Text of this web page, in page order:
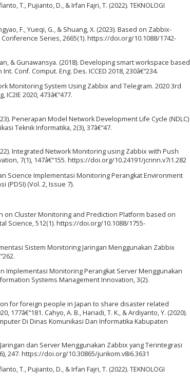
T., Pujianto, D., & Irfan Fajri, T. (2022). TEKNOLOGI
F., Yueqi, G., & Shuang, X. (2023). Based on Zabbix-
Series, 2665(1). https://doi.org/10.1088/1742-
& Gunawansya. (2018). Developing smart workspace based
Conf. Comput. Eng. Des. ICCED 2018, 230â€“234.
Monitoring System Using Zabbix and Telegram. 2020 3rd
2020, 473â€“477.
Penerapan Model Network Development Life Cycle (NDLC)
Teknik Informatika, 2(3), 37â€“47.
Integrated Network Monitoring using Zabbix with Push
7(1), 147â€“155. https://doi.org/10.24191/jcrinn.v7i1.282
Science Implementasi Monitoring Perangkat Environment
(PDSI) (Vol. 2, Issue 7).
on Cluster Monitoring and Prediction Platform based on
Science, 512(1). https://doi.org/10.1088/1755-
Sistem Monitoring Jaringan Menggunakan Zabbix
Implementasi Monitoring Perangkat Server Menggunakan
Systems Management Innovation, 3(2).
for foreign people in Japan to share disaster related
Cahyo, A. B., Hariadi, T. K., & Ardiyanto, Y. (2020).
Di Dinas Komunikasi Dan Informatika Kabupaten
dan Server Menggunakan Zabbix yang Terintegrasi
247. https://doi.org/10.30865/jurikom.v8i6.3631
T., Pujianto, D., & Irfan Fajri, T. (2022). TEKNOLOGI